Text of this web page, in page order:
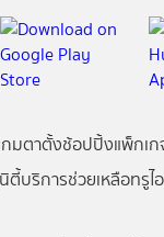
กมตาตั้งช้อปปิ้งแพ็กเก
ตี้บริการช่วยเหลือทรูไ